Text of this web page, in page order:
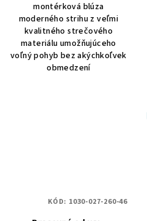
montérková blúza
moderného strihu z veľmi
kvalitného strečového
materiálu umožňujúceho
voľný pohyb bez akýchkoľvek
obmedzení
KÓD: 1030-027-260-46